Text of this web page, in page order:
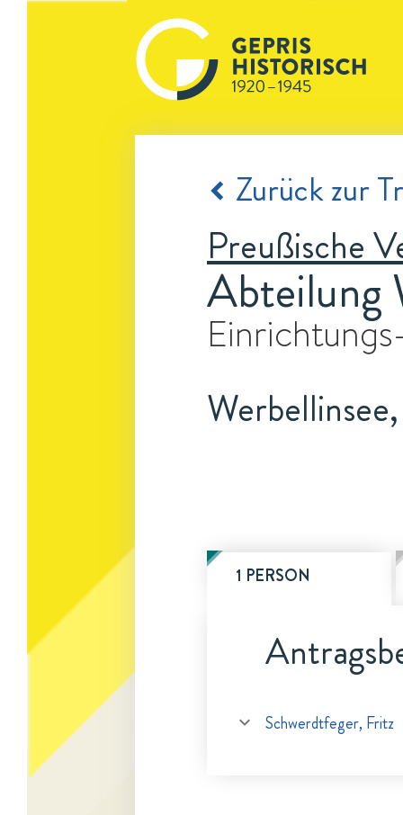
Zurück zur
Preußische
Abteilung
1 PERSON
Schwerdtfeger, Fritz